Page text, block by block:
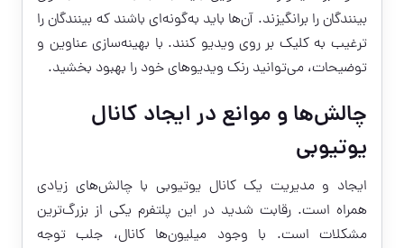
بینندگان را برانگیزند. آن‌ها باید به‌گونه‌ای باشند که بینندگان را
ترغیب به کلیک بر روی ویدیو کنند. با بهینه‌سازی عناوین و
توضیحات، می‌توانید رنک ویدیوهای خود را بهبود بخشید.
چالش‌ها و موانع در ایجاد کانال
یوتیوبی
ایجاد و مدیریت یک کانال یوتیوبی با چالش‌های زیادی
همراه است. رقابت شدید در این پلتفرم یکی از بزرگ‌ترین
مشکلات است. با وجود میلیون‌ها کانال، جلب توجه